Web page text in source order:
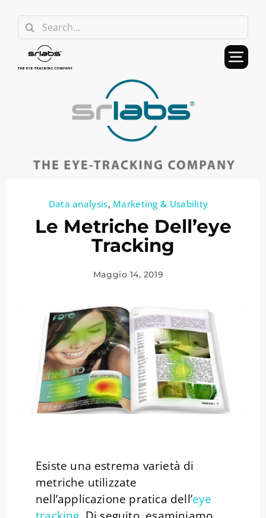
content
Search
for:
Data analysis, Marketing & Usability
Le Metriche Dell’eye
Tracking
Maggio 14, 2019
Esiste una estrema varietà di
metriche utilizzate
nell’applicazione pratica dell’eye